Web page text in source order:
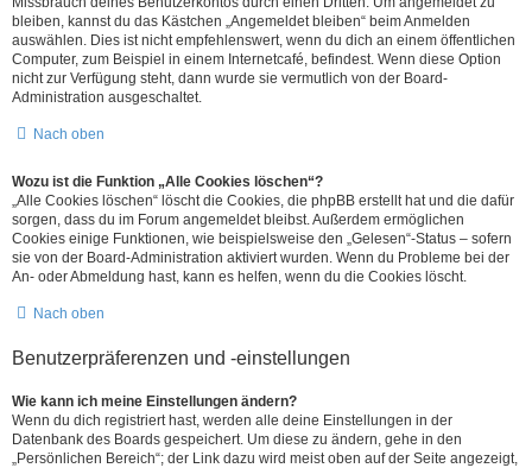
bleiben, kannst du das Kästchen „Angemeldet bleiben“ beim Anmelden
auswählen. Dies ist nicht empfehlenswert, wenn du dich an einem öffentlichen
Computer, zum Beispiel in einem Internetcafé, befindest. Wenn diese Option
nicht zur Verfügung steht, dann wurde sie vermutlich von der Board-
Administration ausgeschaltet.
Nach oben
Wozu ist die Funktion „Alle Cookies löschen“?
„Alle Cookies löschen“ löscht die Cookies, die phpBB erstellt hat und die dafür
sorgen, dass du im Forum angemeldet bleibst. Außerdem ermöglichen
Cookies einige Funktionen, wie beispielsweise den „Gelesen“-Status – sofern
sie von der Board-Administration aktiviert wurden. Wenn du Probleme bei der
An- oder Abmeldung hast, kann es helfen, wenn du die Cookies löscht.
Nach oben
Benutzerpräferenzen und -einstellungen
Wie kann ich meine Einstellungen ändern?
Wenn du dich registriert hast, werden alle deine Einstellungen in der
Datenbank des Boards gespeichert. Um diese zu ändern, gehe in den
„Persönlichen Bereich“; der Link dazu wird meist oben auf der Seite angezeigt,